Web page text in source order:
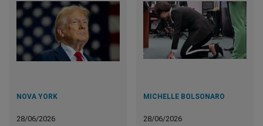
NOVA YORK
28/06/2026
MICHELLE BOLSONARO
28/06/2026